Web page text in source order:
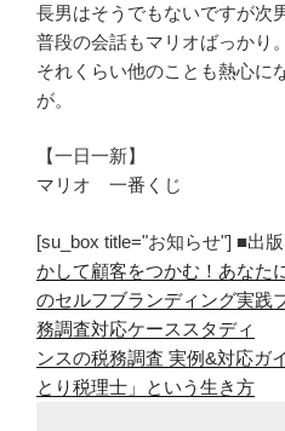
長男はそうでもないですが次
普段の会話もマリオばっかり。
それくらい他のことも熱心に
が。
【一日一新】
マリオ 一番くじ
[su_box title="お知らせ"] ■出
かして顧客をつかむ！あな
のセルフブランディング実践
務調査対応ケーススタディ
ンスの税務調査 実例&対応ガ
とり税理士」という生き方 [/